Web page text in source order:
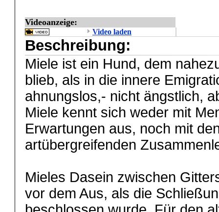
Videoanzeige:
Video laden
Beschreibung:
Miele ist ein Hund, dem
blieb, als in die innere
ahnungslos,- nicht ängstlich,
Miele kennt sich weder mit
Erwartungen aus, noch mit
artübergreifenden
Mieles Dasein zwischen
vor dem Aus, als die